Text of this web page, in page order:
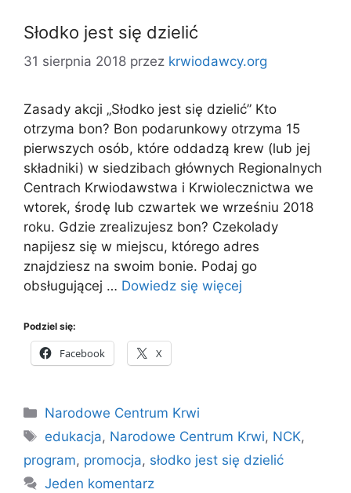
Słodko jest się dzielić
31 sierpnia 2018 przez krwiodawcy.org
Zasady akcji „Słodko jest się dzielić” Kto
otrzyma bon? Bon podarunkowy otrzyma 15
pierwszych osób, które oddadzą krew (lub jej
składniki) w siedzibach głównych Regionalnych
Centrach Krwiodawstwa i Krwiolecznictwa we
wtorek, środę lub czwartek we wrześniu 2018
roku. Gdzie zrealizujesz bon? Czekolady
napijesz się w miejscu, którego adres
znajdziesz na swoim bonie. Podaj go
obsługującej … Dowiedz się więcej
Podziel się:
Facebook X
Kategorie
Narodowe Centrum Krwi
Tagi
edukacja, Narodowe Centrum Krwi, NCK,
program, promocja, słodko jest się dzielić
Jeden komentarz